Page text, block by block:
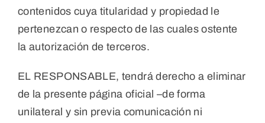
contenidos cuya titularidad y propiedad le
pertenezcan o respecto de las cuales ostente
la autorización de terceros.
EL RESPONSABLE, tendrá derecho a eliminar
de la presente página oficial –de forma
unilateral y sin previa comunicación ni